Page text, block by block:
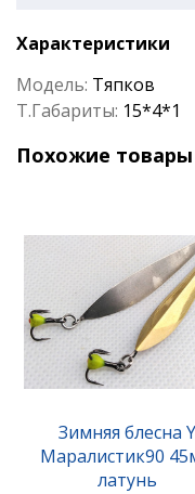
Характеристики
Модель: Тяпков
Т.Габариты: 15*4*1
Похожие товары
Зимняя блесна Y
Маралистик90
латунь